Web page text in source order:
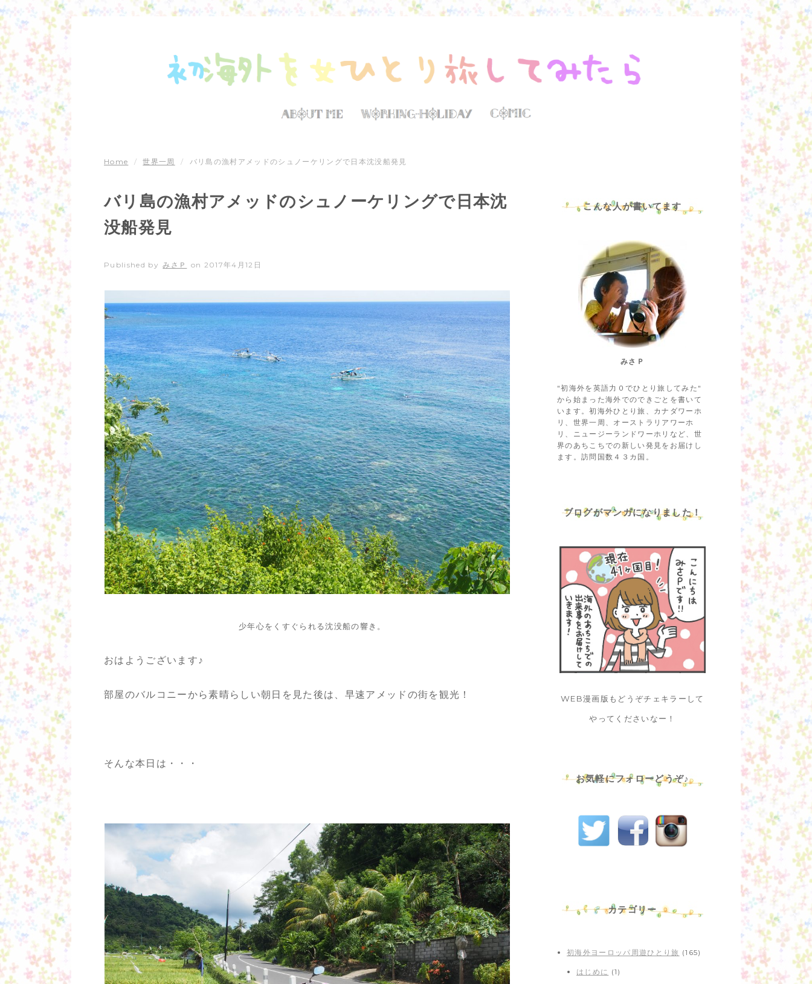
Home / 世界一周 / バリ島の漁村アメッドのシュノーケリングで日本沈没船発見
バリ島の漁村アメッドのシュノーケリングで日本沈
没船発見
Published by みさＰ on 2017年4月12日
少年心をくすぐられる沈没船の響き。
おはようございます♪
部屋のバルコニーから素晴らしい朝日を見た後は、早速アメッドの街を観光！
そんな本日は・・・
こんな人が書いてます
みさＰ
"初海外を英語力０でひとり旅してみた"
から始まった海外でのできごとを書いて
います。初海外ひとり旅、カナダワーホ
リ、世界一周、オーストラリアワーホ
リ、ニュージーランドワーホリなど、世
界のあちこちでの新しい発見をお届けし
ます。訪問国数４３カ国。
ブログがマンガになりました！
WEB漫画版もどうぞチェキラーして
やってくださいなー！
お気軽にフォローどうぞ♪
カテゴリー
初海外ヨーロッパ周遊ひとり旅 (165)
はじめに (1)